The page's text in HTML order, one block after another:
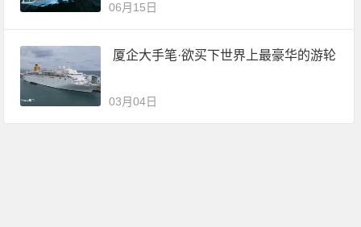
06月15日
厦企大手笔·欲买下世界上最豪华的游轮
03月04日